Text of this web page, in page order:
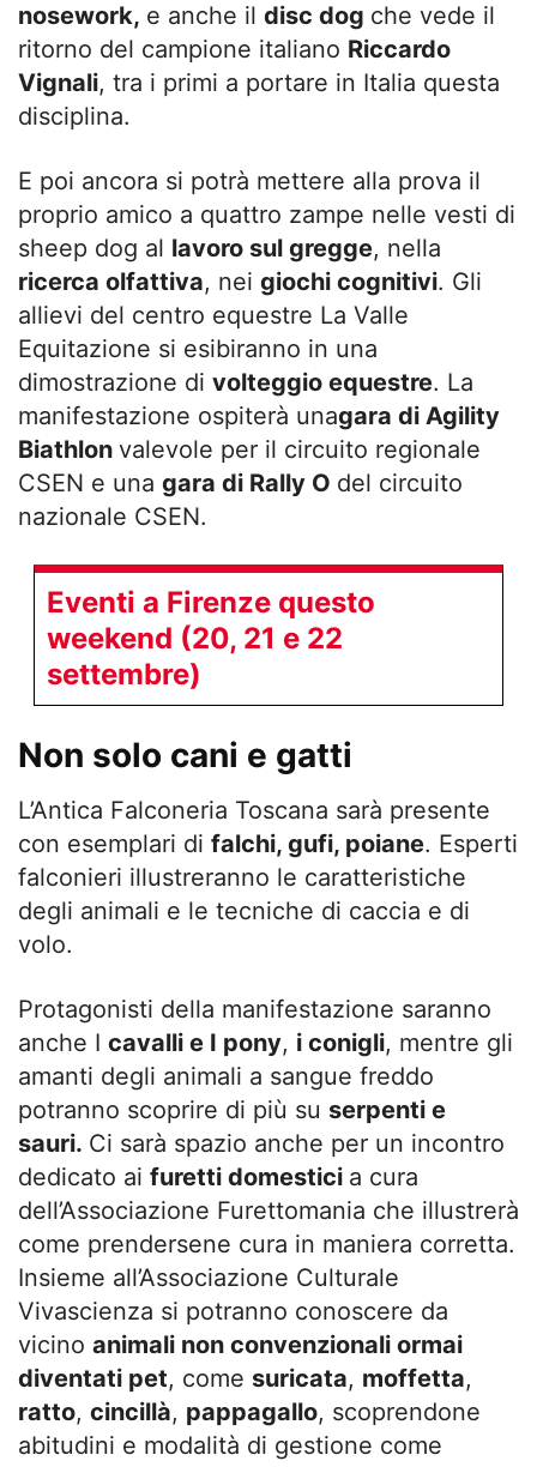
nosework, e anche il disc dog che vede il
ritorno del campione italiano Riccardo
Vignali, tra i primi a portare in Italia questa
disciplina.
E poi ancora si potrà mettere alla prova il
proprio amico a quattro zampe nelle vesti di
sheep dog al lavoro sul gregge, nella
ricerca olfattiva, nei giochi cognitivi. Gli
allievi del centro equestre La Valle
Equitazione si esibiranno in una
dimostrazione di volteggio equestre. La
manifestazione ospiterà unagara di Agility
Biathlon valevole per il circuito regionale
CSEN e una gara di Rally O del circuito
nazionale CSEN.
Eventi a Firenze questo
weekend (20, 21 e 22
settembre)
Non solo cani e gatti
L’Antica Falconeria Toscana sarà presente
con esemplari di falchi, gufi, poiane. Esperti
falconieri illustreranno le caratteristiche
degli animali e le tecniche di caccia e di
volo.
Protagonisti della manifestazione saranno
anche I cavalli e I pony, i conigli, mentre gli
amanti degli animali a sangue freddo
potranno scoprire di più su serpenti e
sauri. Ci sarà spazio anche per un incontro
dedicato ai furetti domestici a cura
dell’Associazione Furettomania che illustrerà
come prendersene cura in maniera corretta.
Insieme all’Associazione Culturale
Vivascienza si potranno conoscere da
vicino animali non convenzionali ormai
diventati pet, come suricata, moffetta,
ratto, cincillà, pappagallo, scoprendone
abitudini e modalità di gestione come